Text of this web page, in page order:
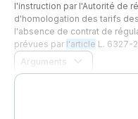
l'instruction par l'Autorité de
d'homologation des tarifs
l'absence de contrat de
prévues par l'article L. 6327-
Arguments